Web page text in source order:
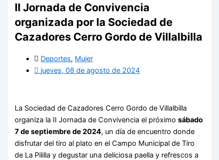
II Jornada de Convivencia
organizada por la Sociedad de
Cazadores Cerro Gordo de Villalbilla
Deportes, Mujer
jueves, 08 de agosto de 2024
La Sociedad de Cazadores Cerro Gordo de Villalbilla
organiza la II Jornada de Convivencia el próximosábado
7 de septiembre de 2024, un día de encuentro donde
disfrutar del tiro al plato en el Campo Municipal de Tiro
de La Pililla y degustar una deliciosa paella y refrescos a